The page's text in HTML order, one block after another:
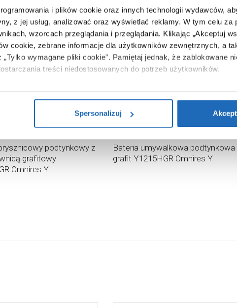
i plików cookie oraz innych technologii wydawców,
z jej usług, analizować oraz wyświetlać reklamy. W tym celu za
wzorcach przeglądania i przeglądania. Klikając „Akceptuj
cookie, zebrane informacje dla użytkowników zewnętrznych, a
wymagane pliki cookie”. Pamiętaj jednak, że zablokowane
treści niedostosowanych do potrzeb użytkowników.
temat plików plików cookie, kliknij „Ustawienia plików cookie”.
Spersonalizuj
podtynkowy z
grafitowy
Omnires Y
859
Bateria umywalkowa podtynkowa
grafit Y1215HGR Omnires Y